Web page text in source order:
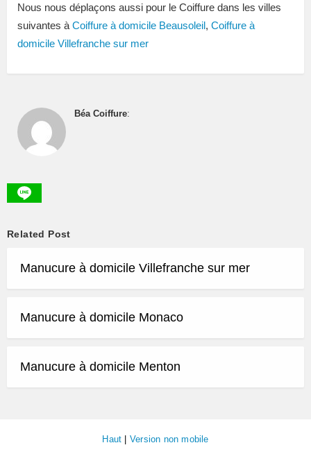
Nous nous déplaçons aussi pour le Coiffure dans les villes
suivantes à Coiffure à domicile Beausoleil, Coiffure à
domicile Villefranche sur mer
Béa Coiffure:
Related Post
Manucure à domicile Villefranche sur mer
Manucure à domicile Monaco
Manucure à domicile Menton
Haut Version non mobile